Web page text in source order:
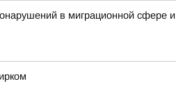
в миграционной сфере